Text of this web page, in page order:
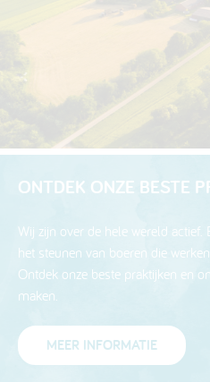
ONTDEK ONZE BESTE
Wij zijn over de hele wereld actief.
het steunen van boeren die
Ontdek onze beste praktijken en
maken.
MEER INFORMATIE